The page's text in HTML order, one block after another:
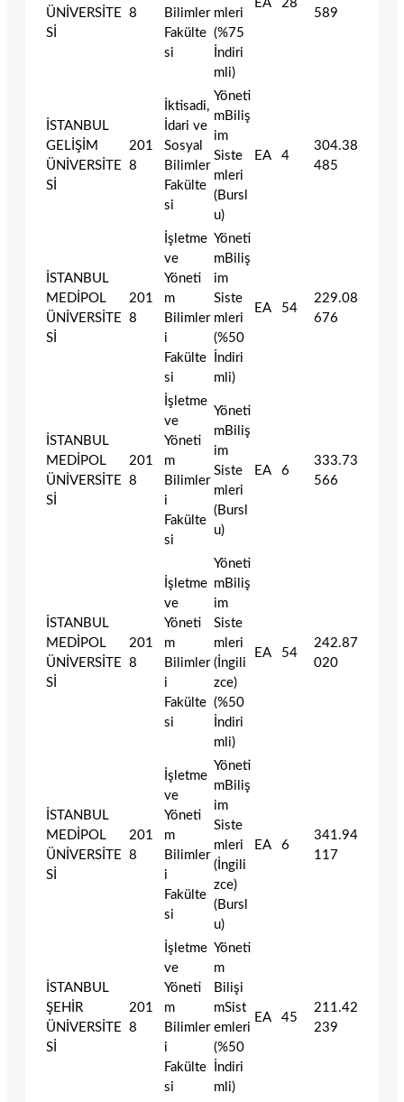
ÜNİVERSİTE
Sİ
8
Bilimler
Fakülte
si
mleri
(%75
İndiri
mli)
EA 28
589
İSTANBUL
GELİŞİM
ÜNİVERSİTE
Sİ
201
8
İktisadi,
İdari ve
Sosyal
Bilimler
Fakülte
si
Yöneti
mBiliş
im
Siste
mleri
(Bursl
u)
EA 4
304.38
485
İSTANBUL
MEDİPOL
ÜNİVERSİTE
Sİ
201
8
İşletme
ve
Yöneti
m
Bilimler
i
Fakülte
si
Yöneti
mBiliş
im
Siste
mleri
(%50
İndiri
mli)
EA 54
229.08
676
İSTANBUL
MEDİPOL
ÜNİVERSİTE
Sİ
201
8
İşletme
ve
Yöneti
m
Bilimler
i
Fakülte
si
Yöneti
mBiliş
im
Siste
mleri
(Bursl
u)
EA 6
333.73
566
İSTANBUL
MEDİPOL
ÜNİVERSİTE
Sİ
201
8
İşletme
ve
Yöneti
m
Bilimler
i
Fakülte
si
Yöneti
mBiliş
im
Siste
mleri
(İngili
zce)
(%50
İndiri
mli)
EA 54
242.87
020
İSTANBUL
MEDİPOL
ÜNİVERSİTE
Sİ
201
8
İşletme
ve
Yöneti
m
Bilimler
i
Fakülte
si
Yöneti
mBiliş
im
Siste
mleri
(İngili
zce)
(Bursl
u)
EA 6
341.94
117
İSTANBUL
ŞEHİR
ÜNİVERSİTE
Sİ
201
8
İşletme
ve
Yöneti
m
Bilimler
i
Fakülte
si
Yöneti
m
Bilişi
mSist
emleri
(%50
İndiri
mli)
EA 45
211.42
239